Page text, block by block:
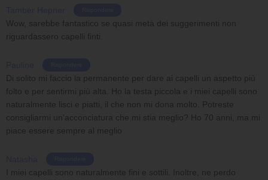
Wow, sarebbe fantastico se quasi metà dei suggerimenti non
riguardassero capelli finti.
Di solito mi faccio la permanente per dare ai capelli un aspetto più
folto e per sentirmi più alta. Ho la testa piccola e i miei capelli sono
naturalmente lisci e piatti, il che non mi dona molto. Potreste
consigliarmi un'acconciatura che mi stia meglio? Ho 70 anni, ma mi
piace essere sempre al meglio
I miei capelli sono naturalmente fini e sottili. Inoltre, ne perdo